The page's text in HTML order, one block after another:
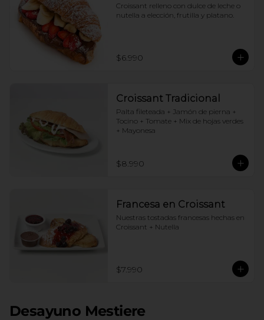
Croissant relleno con dulce de leche o
nutella a elección, frutilla y platano.
$6.990
Croissant Tradicional
Palta fileteada + Jamón de pierna +
Tocino + Tomate + Mix de hojas verdes
+ Mayonesa
$8.990
Francesa en Croissant
Nuestras tostadas francesas hechas en
Croissant + Nutella
$7.990
Desayuno Mestiere